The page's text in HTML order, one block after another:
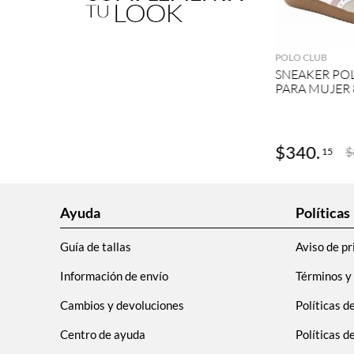
POLO CLUB
SNEAKER
PARA
$340. 15 $
Ayuda
Guía de tallas
Información de envío
Cambios y devoluciones
Centro de ayuda
Políticas
Aviso de
Términos
Políticas
Políticas